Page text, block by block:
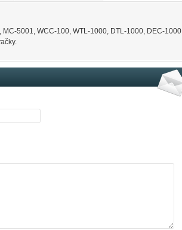
5001, WCC-100, WTL-1000, DTL-1000, DEC-1000